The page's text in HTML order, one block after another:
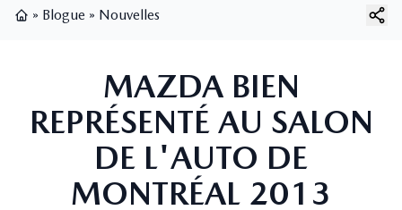
» Blogue » Nouvelles
MAZDA BIEN
REPRÉSENTÉ AU SALON
DE L'AUTO DE
MONTRÉAL 2013